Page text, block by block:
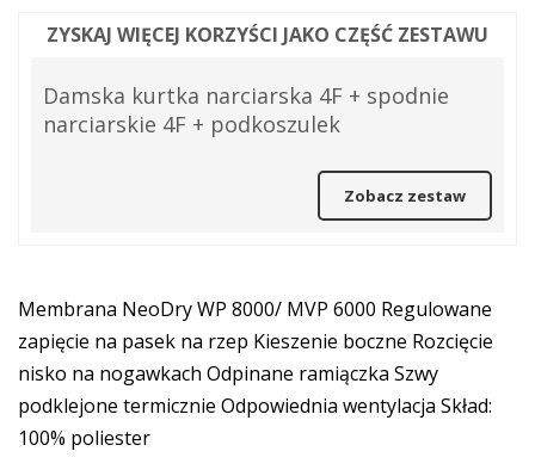
ZYSKAJ WIĘCEJ KORZYŚCI JAKO CZĘŚĆ ZESTAWU
Damska kurtka narciarska 4F + spodnie
narciarskie 4F + podkoszulek
Zobacz zestaw
Membrana NeoDry WP 8000/ MVP 6000 Regulowane
zapięcie na pasek na rzep Kieszenie boczne Rozcięcie
nisko na nogawkach Odpinane ramiączka Szwy
podklejone termicznie Odpowiednia wentylacja Skład:
100% poliester